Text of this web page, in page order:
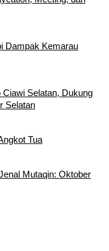
Dampak Kemarau
Selatan, Dukung
Selatan
Tua
Mutaqin: Oktober